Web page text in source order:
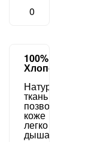
0
100%
Хлопок
Натуральная
ткань
позволяет
коже
легко
дышать.